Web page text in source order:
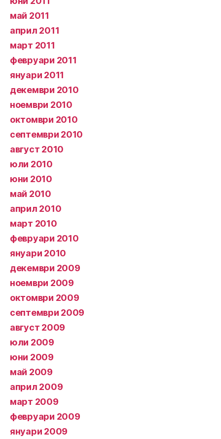
май 2011
април 2011
март 2011
февруари 2011
януари 2011
декември 2010
ноември 2010
октомври 2010
септември 2010
август 2010
юли 2010
юни 2010
май 2010
април 2010
март 2010
февруари 2010
януари 2010
декември 2009
ноември 2009
октомври 2009
септември 2009
август 2009
юли 2009
юни 2009
май 2009
април 2009
март 2009
февруари 2009
януари 2009